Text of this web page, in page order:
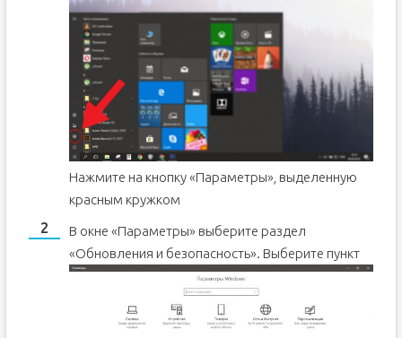
Нажмите на кнопку «Параметры», выделенную
красным кружком
В окне «Параметры» выберите раздел
«Обновления и безопасность». Выберите пункт